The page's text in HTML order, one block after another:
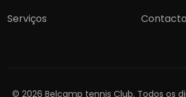
Serviços
© 2026 Belcamp tennis Club. Todos os